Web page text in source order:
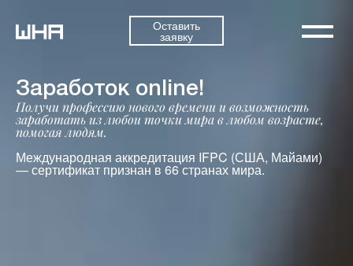
Оставить
заявку
Заработок online!
Получи профессию нового времени и возможность
заработать из любои точки мира в любом возрасте,
помогая людям.
Международная аккредитация IFPC (США, Майами)
— сертификат признан в 66 странах мира.